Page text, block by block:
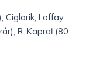
Ciglarik, Loffay,
R. Kapraľ (80.